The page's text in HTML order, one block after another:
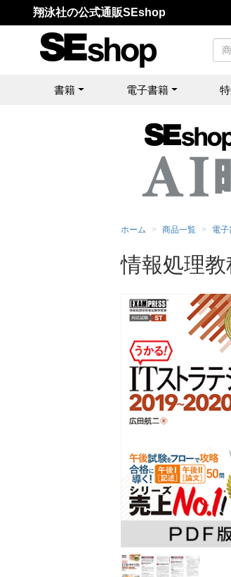
翔泳社の公式通販SEshop
書籍 電子書籍
ホーム 商品一覧 電子
情報処理